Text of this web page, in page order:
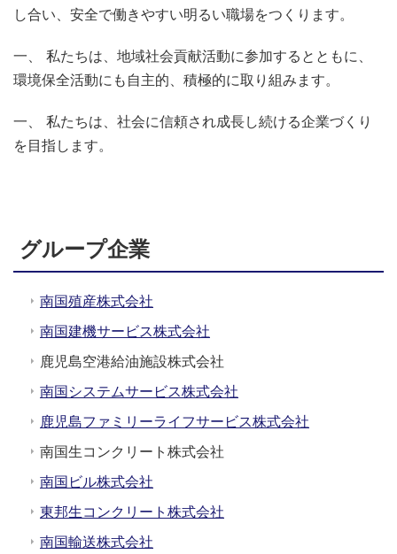
し合い、安全で働きやすい明るい職場をつくります。
一、 私たちは、地域社会貢献活動に参加するとともに、
環境保全活動にも自主的、積極的に取り組みます。
一、 私たちは、社会に信頼され成長し続ける企業づくり
を目指します。
グループ企業
南国殖産株式会社
南国建機サービス株式会社
鹿児島空港給油施設株式会社
南国システムサービス株式会社
鹿児島ファミリーライフサービス株式会社
南国生コンクリート株式会社
南国ビル株式会社
東邦生コンクリート株式会社
南国輸送株式会社